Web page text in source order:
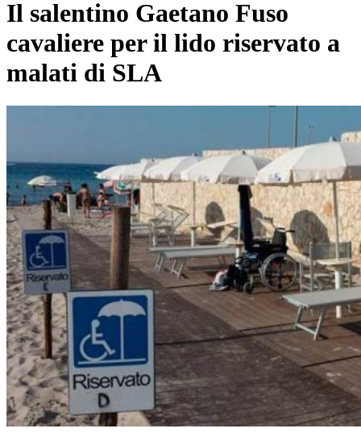
Il salentino Gaetano Fuso
cavaliere per il lido riservato a
malati di SLA